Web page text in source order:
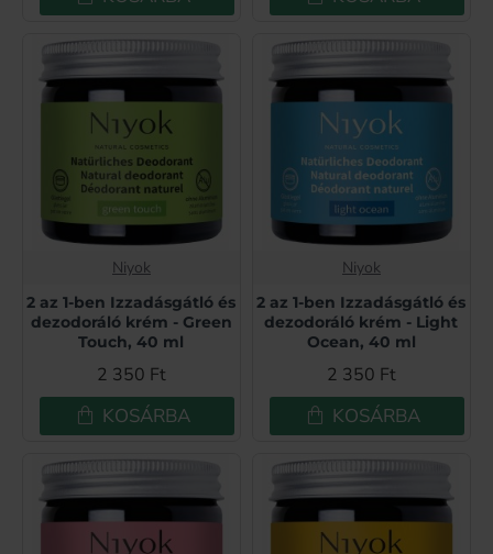
Niyok
2 az 1-ben Izzadásgátló és
dezodoráló krém - Green
Touch, 40 ml
2 350 Ft
KOSÁRBA
Niyok
2 az 1-ben Izzadásgátló és
dezodoráló krém - Light
Ocean, 40 ml
2 350 Ft
KOSÁRBA